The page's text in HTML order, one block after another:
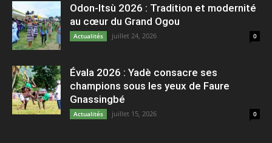
Odon-Itsù 2026 : Tradition et modernité
au cœur du Grand Ogou
Actualités juillet 24, 2026 0
Évala 2026 : Yadè consacre ses
champions sous les yeux de Faure
Gnassingbé
Actualités juillet 15, 2026 0